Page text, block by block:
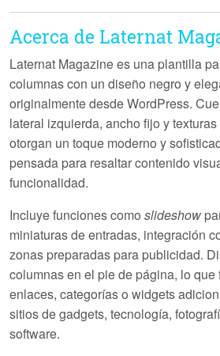
Acerca de Laternat
Laternat Magazinees una plantilla
columnas con un diseño negro y
originalmente desde WordPress.
lateral izquierda, ancho fijo y
otorgan un toque moderno y
pensada para resaltar contenido
funcionalidad.
Incluye funciones como slideshow
miniaturas de entradas, integración
zonas preparadas para publicidad.
columnas en el pie de página, lo
enlaces, categorías o widgets
sitios de gadgets, tecnología,
software.